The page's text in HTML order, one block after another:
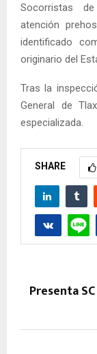
Socorristas
atención
identificado
originario del
Tras la
General de
especializada.
SHARE
Presenta